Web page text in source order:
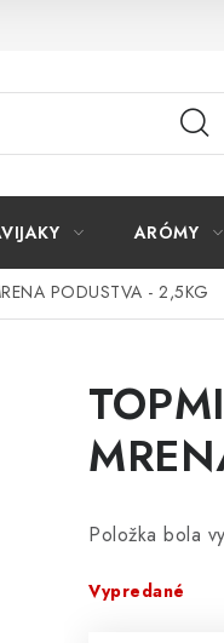
ARÓMY
PODUSTVA - 2,5KG
Položka bola
Vypredané